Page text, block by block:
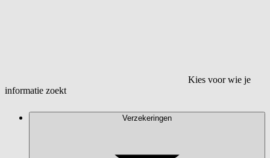
Kies voor wie je
informatie zoekt
Verzekeringen